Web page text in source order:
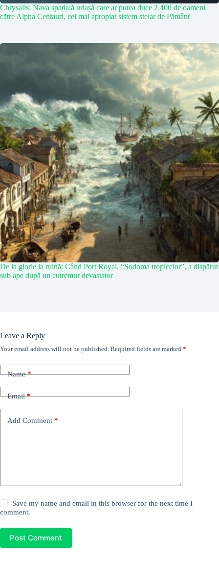
Chrysalis: Nava spațială uriașă care ar putea duce 2.400 de oameni
către Alpha Centauri, cel mai apropiat sistem stelar de Pământ
De la glorie la ruină: Când Port Royal, “Sodoma tropicelor”, a dispărut
sub ape după un cutremur devastator
Leave a Reply
Your email address will not be published. Required fields are marked *
Name*
Email*
Add Comment *
Save my name and email in this browser for the next time I
comment.
Post Comment